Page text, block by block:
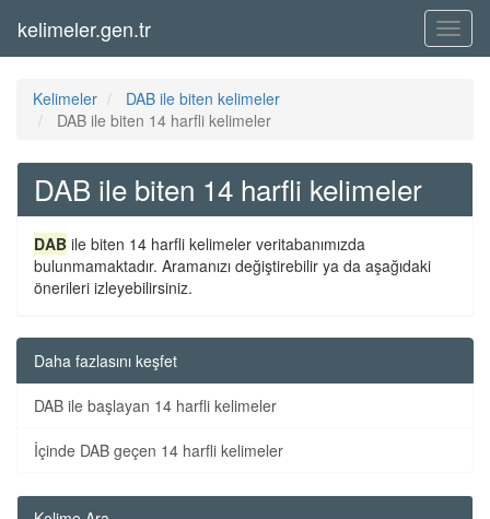
Menü
kelimeler.gen.tr
Kelimeler
DAB ile biten kelimeler
DAB ile biten 14 harfli kelimeler
DAB ile biten 14 harfli kelimeler
DAB ile biten 14 harfli kelimeler veritabanımızda
bulunmamaktadır. Aramanızı değiştirebilir ya da aşağıdaki
önerileri izleyebilirsiniz.
Daha fazlasını keşfet
DAB ile başlayan 14 harfli kelimeler
İçinde DAB geçen 14 harfli kelimeler